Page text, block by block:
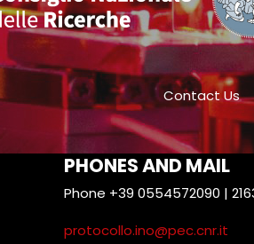
Contact Us
PHONES AND MAIL
Phone +39 0554572090 |
protocollo.ino@pec.cnr.it